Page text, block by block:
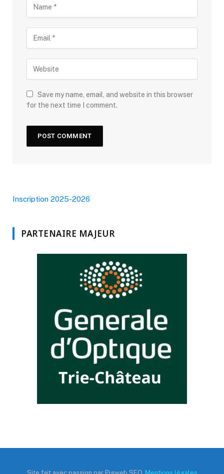
Save my name, email, and website in this browser
for the next time I comment.
Inscription 2025-2026
PARTENAIRE MAJEUR